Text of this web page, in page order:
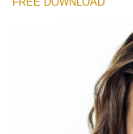
(2067 Lr Presets)